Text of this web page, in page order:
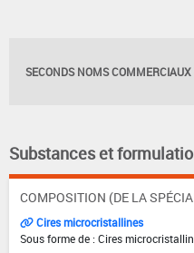
SECONDS NOMS COMMERCIAUX
Substances et
COMPOSITION (DE LA
Cires microcristallines
Sous forme de : Cires